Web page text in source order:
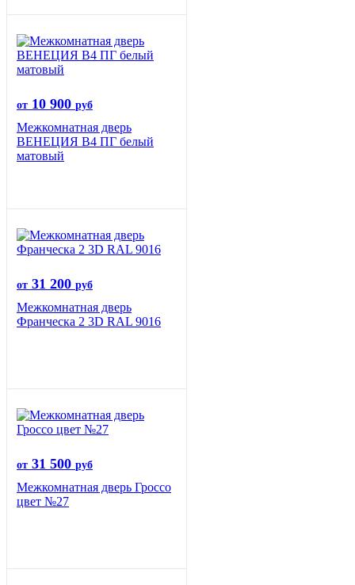
от 10 900 руб
Межкомнатная дверь
ВЕНЕЦИЯ B4 ПГ белый
матовый
от 31 200 руб
Межкомнатная дверь
Франческа 2 3D RAL 9016
от 31 500 руб
Межкомнатная дверь Гроссо
цвет №27